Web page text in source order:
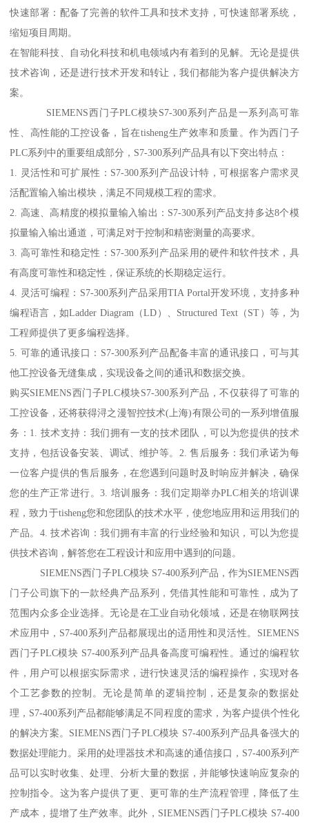
快速部署：配备了完善的软件工具和技术支持，可快速部署系统，
缩短项目周期。
在智能科技、自动化科技和机电领域内有着到的见解。无论是提供
技术咨询，还是进行技术开发和转让，我们都能为客户提供解决方
案。
SIEMENS西门子PLC模块S7-300系列产品是一系列高可靠
性、高性能的工控设备，旨在tisheng生产效率和质量。作为西门子
PLC系列中的重要组成部分，S7-300系列产品具有以下突出特点：
1. 灵活性和可扩展性：S7-300系列产品设计特，可根据客户需求灵
活配置输入输出模块，满足不同规模工程的需求。
2. 高速、高精度的模拟量输入输出：S7-300系列产品支持多达8个模
拟量输入输出通道，可满足对于控制和精密测量的高要求。
3. 高可靠性和稳定性：S7-300系列产品采用的硬件和软件技术，具
有高度可靠性和稳定性，保证系统的长期稳定运行。
4. 灵活可编程：S7-300系列产品采用TIA Portal开发环境，支持多种
编程语言，如Ladder Diagram（LD）、Structured Text（ST）等，为
工程师提供了更多编程选择。
5. 可靠的通讯接口：S7-300系列产品配备丰富的通讯接口，可与其
他工控设备无缝集成，实现设备之间的通讯和数据交换。
购买SIEMENS西门子PLC模块S7-300系列产品，不仅获得了可靠的
工控设备，还将获得浔之漫智控技术(上海)有限公司的一系列增值服
务：1. 技术支持：我们拥有一支的技术团队，可以为您提供的技术
支持，包括设备安装、调试、维护等。2. 售后服务：我们承诺为每
一位客户提供的售后服务，在您遇到问题时及时响应并解决，确保
您的生产正常进行。3. 培训服务：我们定期举办PLC相关的培训课
程，致力于tisheng您和您团队的技术水平，使您地应用和运用我们的
产品。4. 技术咨询：我们拥有丰富的行业经验和知识，可以为您提
供技术咨询，解答您在工程设计和应用中遇到的问题。
SIEMENS西门子PLC模块 S7-400系列产品，作为SIEMENS西
门子公司旗下的一款经典产品系列，凭借其性能和可靠性，成为了
范围内众多企业选择。无论是在工业自动化领域，还是在物联网技
术应用中，S7-400系列产品都展现出的适用性和灵活性。SIEMENS
西门子PLC模块 S7-400系列产品具备高度可编程性。通过的编程软
件，用户可以根据实际需求，进行快速灵活的编程操作，实现对各
个工艺参数的控制。无论是简单的逻辑控制，还是复杂的数据处
理，S7-400系列产品都能够满足不同程度的需求，为客户提供个性化
的解决方案。SIEMENS西门子PLC模块 S7-400系列产品具备强大的
数据处理能力。采用的处理器技术和高速的通信接口，S7-400系列产
品可以实时收集、处理、分析大量的数据，并能够快速响应复杂的
控制指令。这为客户提供了更、更可靠的生产流程管理，降低了生
产成本，提增了生产效率。此外，SIEMENS西门子PLC模块 S7-400